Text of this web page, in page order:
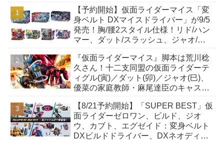
【予約開始】仮面ライダーマイス「変
身ベルト DXマイスドライバー」が9/5
発売！胸/腰2スタイル仕様！リド/ハン
マー、ダット/スラッシュ、ジャオ/バ
も！
『仮面ライダーマイス』脚本は荒川稔
久さん！十二支同盟の仮面ライダーテ
ィグル(寅)／ダット(卯)／ジャオ(巳)、
優菜の家庭教師・麻尾達臣のキャスト
んも変身！
【8/21予約開始】「SUPER BEST」仮
面ライダーゼロワン、ビルド、ジオ
ウ、カブト、エグゼイド：変身ベルト
DXビルドドライバー、DXネオディケ